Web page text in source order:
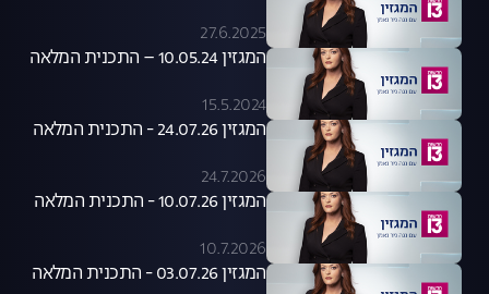
27.6.2025
המגזין 10.05.24 – התכנית המלאה
15.5.2024
המגזין 24.07.26 - התכנית המלאה
24.7.2026
המגזין 10.07.26 - התכנית המלאה
10.7.2026
המגזין 03.07.26 - התכנית המלאה